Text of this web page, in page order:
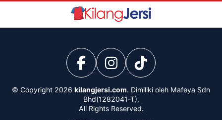
© Copyright 2026 kilangjersi.com. Dimiliki oleh Mafeya Sdn
Bhd(1282041-T).
All Rights Reserved.